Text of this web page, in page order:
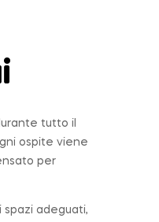
tutto il
ospite viene
per
adeguati,